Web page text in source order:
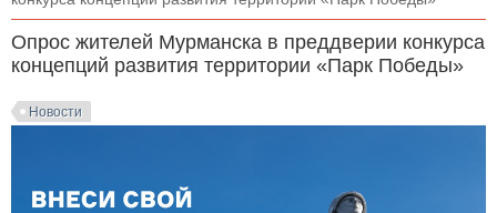
Опрос жителей Мурманска в преддверии конкурса
концепций развития территории «Парк Победы»
Новости